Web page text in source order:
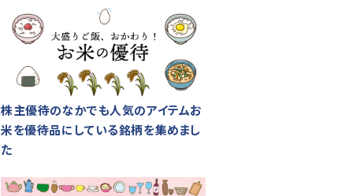
株主優待のなかでも人気のアイテムお
米を優待品にしている銘柄を集めまし
た